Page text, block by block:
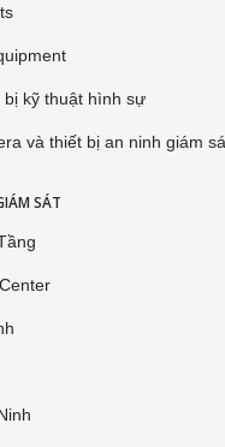
bị kỹ thuật hình sự
và thiết bị an ninh giám
SÁT